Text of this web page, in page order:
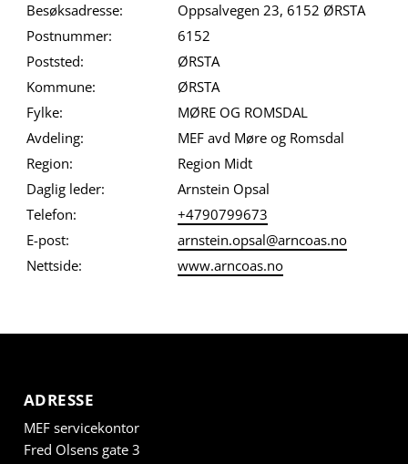
Besøksadresse:
Oppsalvegen 23, 6152 ØRSTA
Postnummer:
6152
Poststed:
ØRSTA
Kommune:
ØRSTA
Fylke:
MØRE OG ROMSDAL
Avdeling:
MEF avd Møre og Romsdal
Region:
Region Midt
Daglig leder:
Arnstein Opsal
Telefon:
+4790799673
E-post:
arnstein.opsal@arncoas.no
Nettside:
www.arncoas.no
ADRESSE
MEF servicekontor
Fred Olsens gate 3